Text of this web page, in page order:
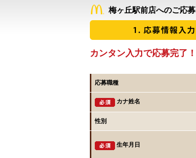
梅ヶ丘駅前店へのご応募
カンタン入力で応募完了！
応募職種
カナ姓名
性別
生年月日